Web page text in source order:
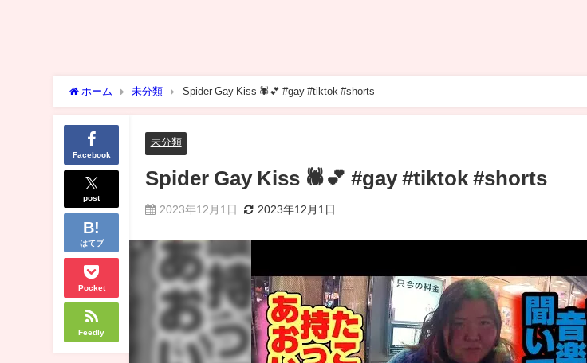
ホーム 未分類 Spider Gay Kiss 🕷️💕 #gay #tiktok #shorts
Facebook
post
はてブ
Pocket
Feedly
未分類
Spider Gay Kiss 🕷️💕 #gay #tiktok #shorts
2023年12月1日 2023年12月1日